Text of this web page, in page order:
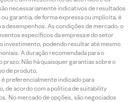
necessariamente indicativos de resultados
garantia, de forma expressa ou implícita, é
desempenhos. As condições de mercado, o
específicos da empresa e do setor
investimento, podendo resultar até mesmo
A duração recomendada para o
Não há quaisquer garantias sobre o
de produto.
preferencialmente indicado para
de acordo com a política de suitability
No mercado de opções, são negociados